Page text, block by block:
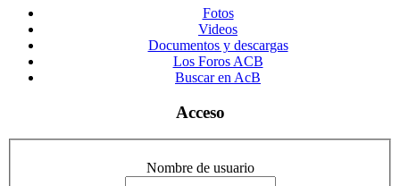
Fotos
Videos
Documentos y descargas
Los Foros ACB
Buscar en AcB
Acceso
Nombre de usuario